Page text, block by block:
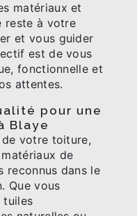
matériaux et
reste à votre
et vous guider
est de vous
fonctionnelle et
attentes.
pour une
Blaye
votre toiture,
de
reconnus dans le
Que vous
tuiles